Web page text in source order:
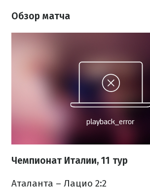
Обзор матча
Чемпионат Италии, 11 тур
Аталанта – Лацио 2:2